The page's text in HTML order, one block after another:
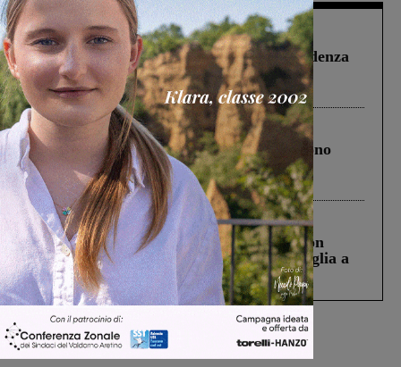
Figline Incisa Valdarno 1 Agosto 2026
Piscina di Figline finanziata oltre la scadenza
Pnrr, il gruppo di Fratelli d’Italia: “Un
ringraziamento al Governo”
Cronaca 4 Agosto 2026
Un anno fa la strage in A1 in cui morirono
Gianni, Giulia e Franco. Lo schianto, il
processo, lo stop ai sorpassi fra tir....
Cronaca 3 Agosto 2026
Scomparso da una struttura di Castiglion
Fiorentino l’uomo che aveva ucciso la figlia a
Levane nel 2020